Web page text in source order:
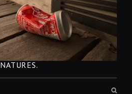
NATURES.